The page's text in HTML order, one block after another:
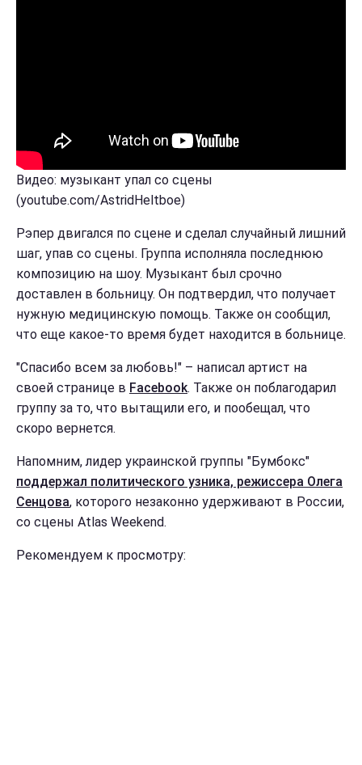
Видео: музыкант упал со сцены
(youtube.com/AstridHeltboe)
Рэпер двигался по сцене и сделал случайный лишний
шаг, упав со сцены. Группа исполняла последнюю
композицию на шоу. Музыкант был срочно
доставлен в больницу. Он подтвердил, что получает
нужную медицинскую помощь. Также он сообщил,
что еще какое-то время будет находится в больнице.
"Спасибо всем за любовь!" – написал артист на
своей странице в Facebook. Также он поблагодарил
группу за то, что вытащили его, и пообещал, что
скоро вернется.
Напомним, лидер украинской группы "Бумбокс"
поддержал политического узника, режиссера Олега
Сенцова, которого незаконно удерживают в России,
со сцены Atlas Weekend.
Рекомендуем к просмотру: